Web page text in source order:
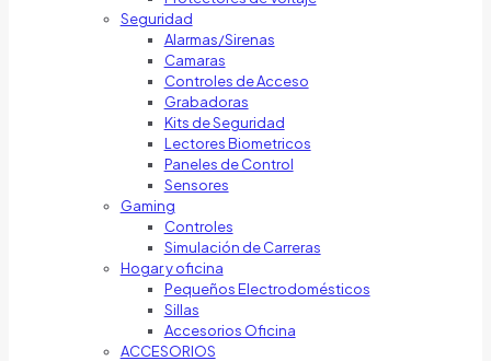
Seguridad
Alarmas/Sirenas
Camaras
Controles de Acceso
Grabadoras
Kits de Seguridad
Lectores Biometricos
Paneles de Control
Sensores
Gaming
Controles
Simulación de Carreras
Hogar y oficina
Pequeños Electrodomésticos
Sillas
Accesorios Oficina
ACCESORIOS